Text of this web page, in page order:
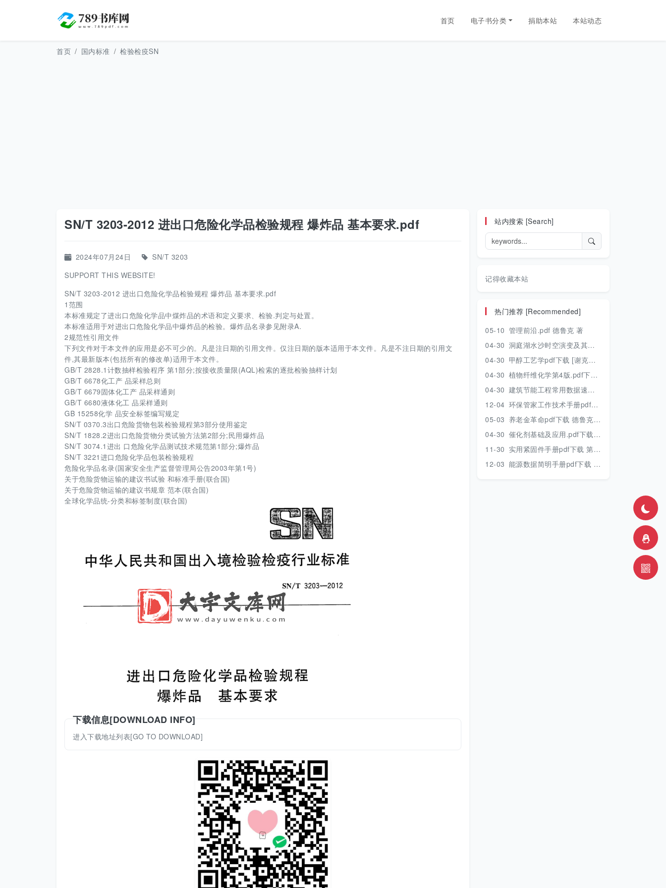
首页 电子书分类 捐助本站 本站动态
首页 国内标准 检验检疫SN
SN/T 3203-2012 进出口危险化学品检验规程 爆炸品 基本要求.pdf
2024年07月24日
SN/T 3203
SUPPORT THIS WEBSITE!
SN/T 3203-2012 进出口危险化学品检验规程 爆炸品 基本要求.pdf
1范围
本标准规定了进出口危险化学品中煤炸品的术语和定义要求、检验.判定与处置。
本标准适用于对进出口危险化学品中爆炸品的检验。爆炸品名录参见附录A.
2规范性引用文件
下列文件对于本文件的应用是必不可少的。凡是注日期的引用文件。仅注日期的版本适用于本文件。凡是不注日期的引用文
件,其最新版本(包括所有的修改单)适用于本文件。
GB/T 2828.1计数抽样检验程序 第1部分;按接收质量限(AQL)检索的逐批检验抽样计划
GB/T 6678化工产 品采样总则
GB/T 6679固体化工产 品采样通则
GB/T 6680液体化工 品采样通则
GB 15258化学 品安全标签编写规定
SN/T 0370.3出口危险货物包装检验规程第3部分使用鉴定
SN/T 1828.2进出口危险货物分类试验方法第2部分;民用爆炸品
SN/T 3074.1进出 口危险化学品测试技术规范第1部分;爆炸品
SN/T 3221进口危险化学品包装检验规程
危险化学品名录(国家安全生产监督管理局公告2003年第1号)
关于危险货物运输的建议书试验 和标准手册(联合国)
关于危险货物运输的建议书规章 范本(联合国)
全球化学品统-分类和标签制度(联合国)
下载信息[DOWNLOAD INFO]
进入下载地址列表[GO TO DOWNLOAD]
站内搜索 [Search]
记得收藏本站
热门推荐 [Recommended]
05-10 管理前沿.pdf 德鲁克 著
04-30 洞庭湖水沙时空演变及其对水资源安全的影响研究.pdf 胡光伟 著 2017年版
04-30 甲醇工艺学pdf下载 [谢克昌 房鼎业主编] 2010年版
04-30 植物纤维化学第4版.pdf下载 [裴继诚主编] 2012年版
04-30 建筑节能工程常用数据速查手册.pdf下载 [陈慢勤著] 2010年版
12-04 环保管家工作技术手册pdf下载 2019年版
05-03 养老金革命pdf下载 德鲁克 著
04-30 催化剂基础及应用.pdf下载 [季生福 张谦温 赵彬侠编] 2011年版
11-30 实用紧固件手册pdf下载 第三版 2018年版
12-03 能源数据简明手册pdf下载 2017版